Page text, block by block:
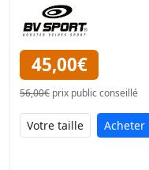
45,00€
56,00€ prix public conseillé
Acheter